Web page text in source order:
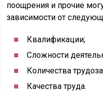
поощрения и прочие
зависимости от
Квалификации;
Сложности
Количества
Качества труда.